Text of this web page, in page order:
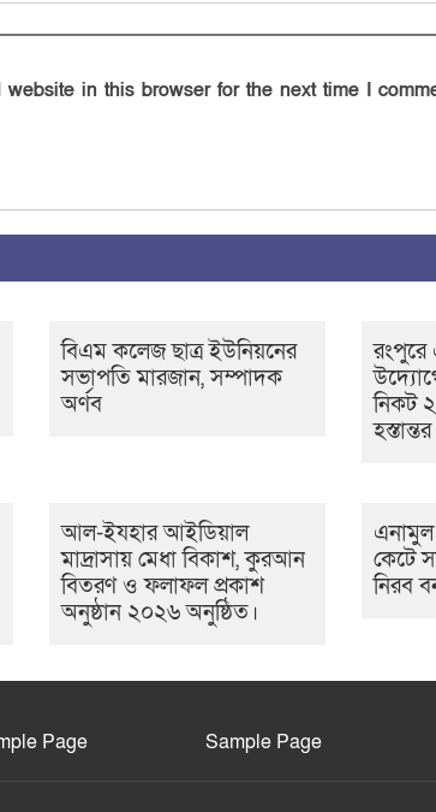
in this browser for the next time I
বিএম কলেজ ছাত্র ইউনিয়নের
সভাপতি মারজান, সম্পাদক
অর্ণব
নিকট
হস্তান্তর
আল-ইযহার আইডিয়াল
মাদ্রাসায় মেধা বিকাশ, কুরআন
বিতরণ ও ফলাফল প্রকাশ
অনুষ্ঠান ২০২৬ অনুষ্ঠিত।
এনামুল
কেটে
নিরব
Page Sample Page